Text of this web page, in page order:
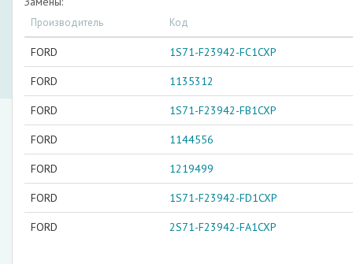
Производитель Код
FORD 1S71-F23942-FC1CXP
FORD 1135312
FORD 1S71-F23942-FB1CXP
FORD 1144556
FORD 1219499
FORD 1S71-F23942-FD1CXP
FORD 2S71-F23942-FA1CXP